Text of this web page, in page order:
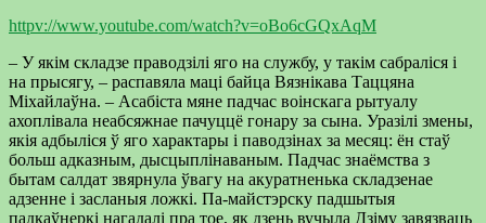
httpv://www.youtube.com/watch?v=oBo6cGQxAqM
– У якім складзе праводзілі яго на службу, у такім сабраліся і
на прысягу, – распавяла маці байца Вязнікава Таццяна
Міхайлаўна. – Асабіста мяне падчас воінскага рытуалу
ахоплівала неабсяжнае пачуццё гонару за сына. Уразілі змены,
якія адбыліся ў яго характары і паводзінах за месяц: ён стаў
больш адказным, дысцыплінаваным. Падчас знаёмства з
бытам салдат звярнула ўвагу на акуратненька складзенае
адзенне і засланыя ложкі. Па-майстэрску падшытыя
падкаўнеркі нагадалі пра тое, як дзень вучыла Дзіму завязваць